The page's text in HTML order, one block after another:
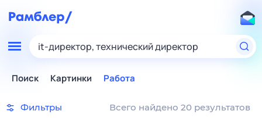
it-директор, технический директор
Поиск Картинки Работа
Фильтры Всего найдено 20 результатов